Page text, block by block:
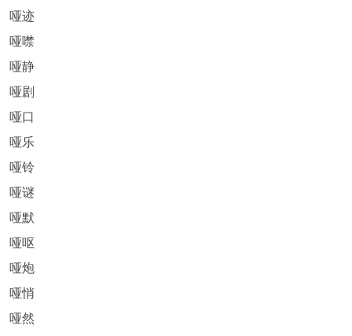
哑迹
哑噤
哑静
哑剧
哑口
哑乐
哑铃
哑谜
哑默
哑呕
哑炮
哑悄
哑然